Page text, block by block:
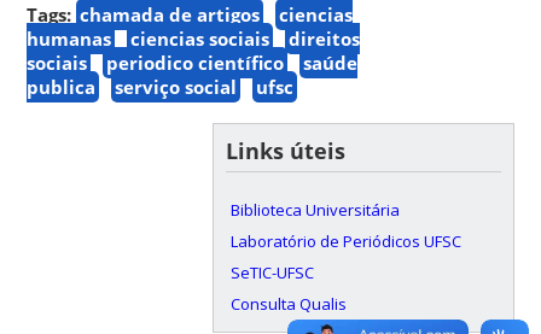
Tags: chamada de artigos
ciencias
humanas
ciencias sociais
direitos
sociais
periodico científico
saúde
publica
serviço social ufsc
Links úteis
Biblioteca Universitária
Laboratório de Periódicos UFSC
SeTIC-UFSC
Consulta Qualis